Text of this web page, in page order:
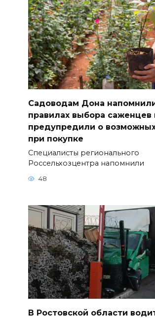
Садоводам Дона
правилах выбора саженцев
предупредили о
при покупке
Специалисты регионального
Россельхозцентра напомнили
48
В Ростовской области